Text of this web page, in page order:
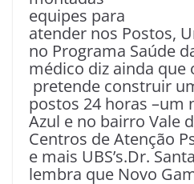
equipes para
atender nos Postos,
no Programa Saúde
médico diz ainda que
pretende construir
postos 24 horas –um
Azul e no bairro Vale
Centros de Atenção
e mais UBS’s.Dr.
lembra que Novo